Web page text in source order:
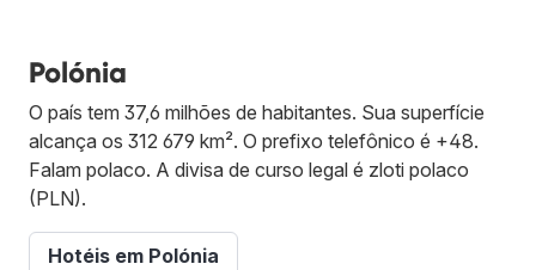
Polónia
O país tem 37,6 milhões de habitantes. Sua superfície
alcança os 312 679 km². O prefixo telefônico é +48.
Falam polaco. A divisa de curso legal é zloti polaco
(PLN).
Hotéis em Polónia